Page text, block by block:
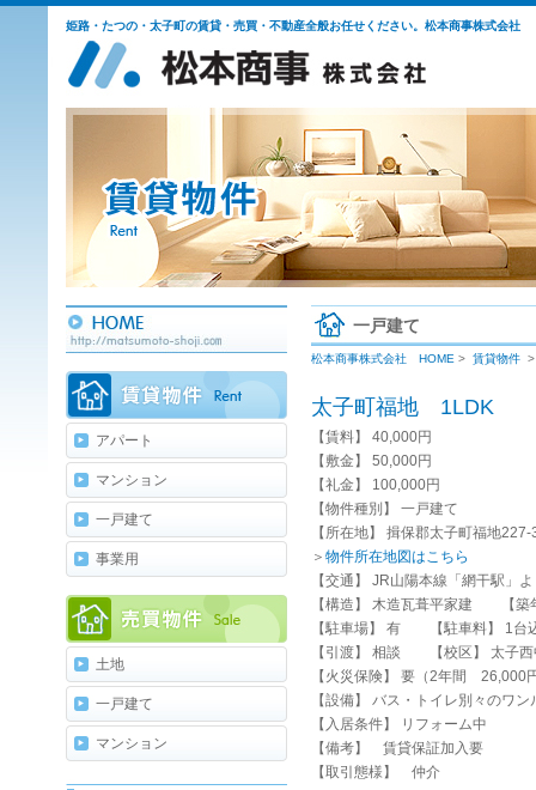
姫路・たつの・太子町の賃貸・売買・不動産全般お任せください。松本商事株式会社
アパート
マンション
一戸建て
事業用
土地
一戸建て
マンション
一戸建て
松本商事株式会社 HOME > 賃貸物件 >
太子町福地 1LDK
【賃料】 40,000円
【敷金】 50,000円
【礼金】 100,000円
【物件種別】 一戸建て
【所在地】 揖保郡太子町福地227-
＞ 物件所在地図はこちら
【交通】 JR山陽本線「網干駅」
【構造】 木造瓦葺平家建 【
【駐車場】 有 【駐車料】 1台
【引渡】 相談 【校区】 太子西
【火災保険】 要（2年間 26,000
【設備】 バス・トイレ別々のワン
【入居条件】 リフォーム中
【備考】 賃貸保証加入要
【取引態様】 仲介